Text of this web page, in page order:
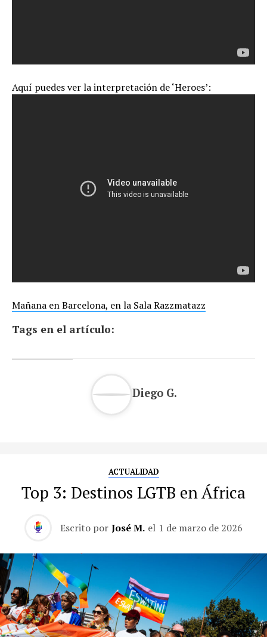
Aquí puedes ver la interpretación de ‘Heroes’:
Mañana en Barcelona, en la Sala Razzmatazz
Tags en el artículo:
Diego G.
ACTUALIDAD
Top 3: Destinos LGTB en África
Escrito por José M. el 1 de marzo de 2026